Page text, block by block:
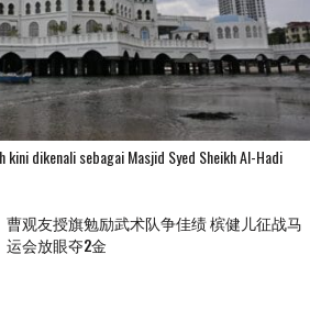
kini dikenali sebagai Masjid Syed Sheikh Al-Hadi
曹观友授旗勉励武术队争佳绩 槟健儿征战马
运会放眼夺2金